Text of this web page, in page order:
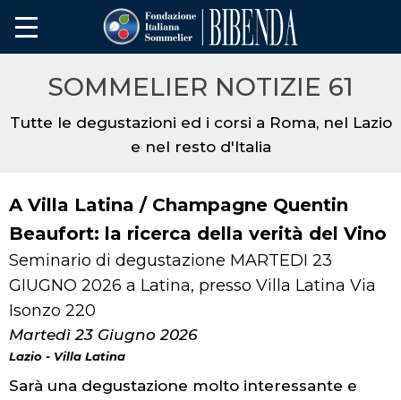
SOMMELIER NOTIZIE 61
Tutte le degustazioni ed i corsi a Roma, nel Lazio
e nel resto d'Italia
A Villa Latina / Champagne Quentin
Beaufort: la ricerca della verità del Vino
Seminario di degustazione MARTEDI 23
GIUGNO 2026 a Latina, presso Villa Latina Via
Isonzo 220
Martedì 23 Giugno 2026
Lazio - Villa Latina
Sarà una degustazione molto interessante e